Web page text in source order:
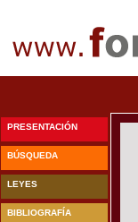
PRESENTACIÓN
BÚSQUEDA
LEYES
BIBLIOGRAFÍA